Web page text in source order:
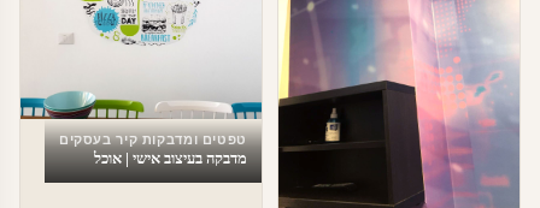
טפטים ומדבקות קיר בעסקים
מדבקה בעיצוב אישי | אוכל